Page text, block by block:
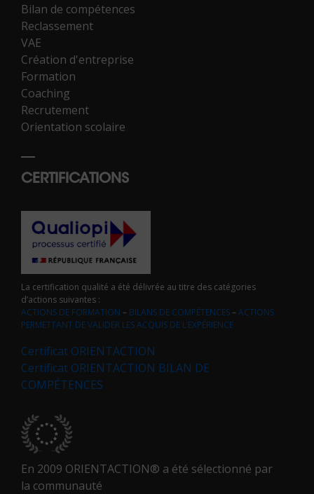
Bilan de compétences
Reclassement
VAE
Création d'entreprise
Formation
Coaching
Recrutement
Orientation scolaire
CERTIFICATIONS
La certification qualité a été délivrée au titre des catégories
d’actions suivantes :
ACTIONS DE FORMATION – BILANS DE COMPÉTENCES–ACTIONS
PERMETTANT DE VALIDER LES ACQUIS DE L’EXPÉRIENCE
Certificat ORIENTACTION
Certificat ORIENTACTION BILAN DE
COMPÉTENCES
En 2009 ORIENTACTION® a été sélectionné par
la communauté